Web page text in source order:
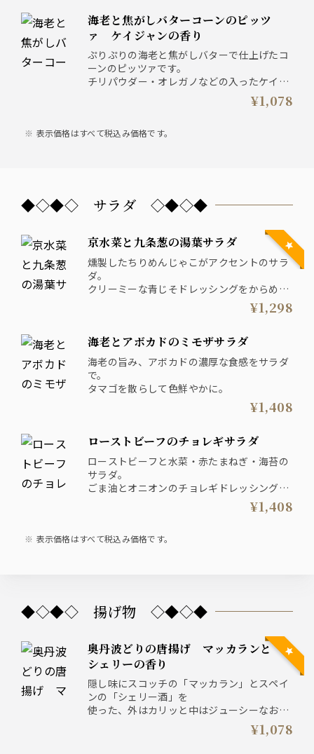
海老と焦がしバターコーンのピッツ
ァ ケイジャンの香り
ぷりぷりの海老と焦がしバターで仕上げたコ
ーンのピッツァです。
チリパウダー・オレガノなどの入ったケイジ
¥1,078
表示価格はすべて税込み価格です。
◆◇◆◇ サラダ ◇◆◇◆
京水菜と九条葱の湯葉サラダ
燻製したちりめんじゃこがアクセントのサラ
ダ。
クリーミーな青じそドレッシングをからめて
¥1,298
海老とアボカドのミモザサラダ
海老の旨み、アボカドの濃厚な食感をサラダ
で。
タマゴを散らして色鮮やかに。
¥1,408
ローストビーフのチョレギサラダ
ローストビーフと水菜・赤たまねぎ・海苔の
サラダ。
ごま油とオニオンのチョレギドレッシングで
¥1,408
表示価格はすべて税込み価格です。
◆◇◆◇ 揚げ物 ◇◆◇◆
奥丹波どりの唐揚げ マッカランと
シェリーの香り
隠し味にスコッチの「マッカラン」とスペイ
ンの「シェリー酒」を
使った、外はカリッと中はジューシーなお酒
お好みで黒煎り七味をかけてお召し上がりく
¥1,078